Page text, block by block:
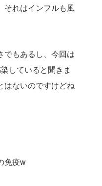
それはインフルも風
でもあるし、今回は
していると聞きま
はないのですけどね
免疫w